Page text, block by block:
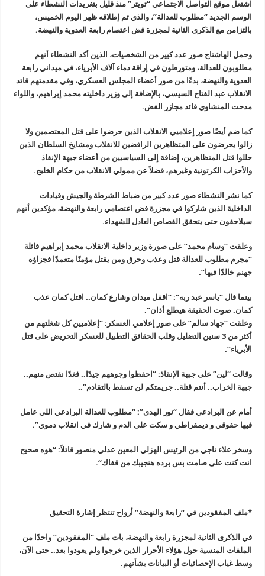
اشتعل موقع التواصل الاجتماعي “تويتر” منذ قليل بتغريدات النشطاء على
الوسم الجديد “مطلوب للعدالة”، والذي تم إطلاقه ظهر اليوم الخميس،
بالتزامن مع الذكرى الثانية لمجزرة فض اعتصام رابعة العدوية والنهضة.
وحمل الهاشتاج صور عدد كبير من الشخصيات، الذين أكد النشطاء أنهم
مطلوبون للعدالة، ومتورطون في إراقة دماء آلاف الأبرياء، في ميداني رابعة
العدوية والنهضة، بدءًا من صور أعضاء المجلس العسكري، وفي مقدمتهم قائد
الانقلاب عبد الفتاح السيسي، بالإضافة إلى وزير داخليته محمد إبراهيم، واللواء
مدحت المنشاوي قائد مجازر الفض.
كما ضم أيضًا صور إعلاميي الانقلاب الذين حرضوا على قتل المعتصمين ولا
زالوا يحرضون على المتظاهرين الرافضين للانقلاب ومشايخ السلطان الذين
حللوا قتل المتظاهرين، إضافة إلى السياسيين من أعضاء جبهة الإنقاذ
والأحزاب الكرتونية وغيرهم، فضلاً عن ممولي الانقلاب من حكام الخليج.
كما نشر النشطاء صور عدد كبير من ضباط الشرطة والجيش وقيادات
الداخلية الذين شاركوا في مجزرة فض اعتصامي رابعة والنهضة، مؤكدين أنهم
سيلاحقون حتى يتحقق القصاص العادل للشهداء.
وعلقت “وسام محمد” على صورة وزير داخلية الانقلاب محمد إبراهيم قائلة
“مجرم مطلوب للعدالة قتل وعذب وحرق ومن يقتل مؤمنًا متعمدًا فجزاؤه
جهنم خالدًا فيها”.
بينما قال “ياسر عبد ربه”: “اقفل ميدان وشارع كمان.. اقتل كمان عذب
كمان. صوت الحقيقة هيطلع أذان”.
وعلقت “جهاد سالم” على صور إعلامي العسكر: “إعلاميين كل شغلتهم من
أكثر من 3 سنين التضليل وقلب الحقائق التطبيل للعسكر التحريض على قتل
الأبرياء”.
وقالت “لين” على جبهة الإنقاذ: “احفظوا وجوههم جيدًا.. فغدًا نقتص منهم..
جبهة الخراب.. أنتم قتلة.. جريمتكم لن تسقط بالتقادم”..
أمام عن البرادعي فقال “نور الهدى”: “مطلوب للعدالة البرادعي اللي عامل
فيها حقوقي و ديمقراطي و سكت على الدم و شارك في انقلاب دموي”.
وسخر علاء ناجي من الرئيس الهزلي المعين عدلي منصور قائلاً: “هوه صحيح
انت كنت على صامت بس برده هنجيبك من قفاك“.
*ملف المفقودين في “رابعة والنهضة” أرواح تنتظر إشارة التحقيق
في الذكرى الثانية لمجزرة رابعة والنهضة، بات ملف “المفقودين” واحدًا من
الملفات المنسية حول هؤلاء الأحرار الذين خرجوا ولم يعودوا بعد.. حتى الآن،
وسط غياب الإحصائيات أو البيانات بشأنهم.